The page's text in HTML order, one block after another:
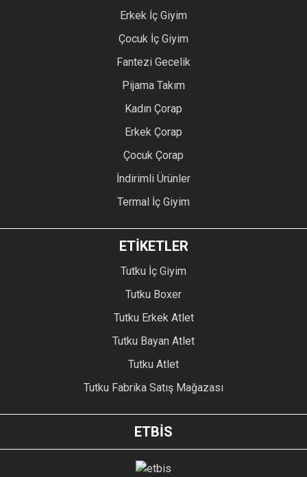
Erkek İç Giyim
Çocuk İç Giyim
Fantezi Gecelik
Pijama Takım
Kadın Çorap
Erkek Çorap
Çocuk Çorap
İndirimli Ürünler
Termal İç Giyim
ETİKETLER
Tutku İç Giyim
Tutku Boxer
Tutku Erkek Atlet
Tutku Bayan Atlet
Tutku Atlet
Tutku Fabrika Satış Mağazası
ETBİS